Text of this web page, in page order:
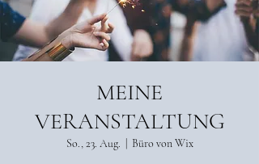
MEINE
VERANSTALTUNG
So., 23. Aug. Büro von Wix